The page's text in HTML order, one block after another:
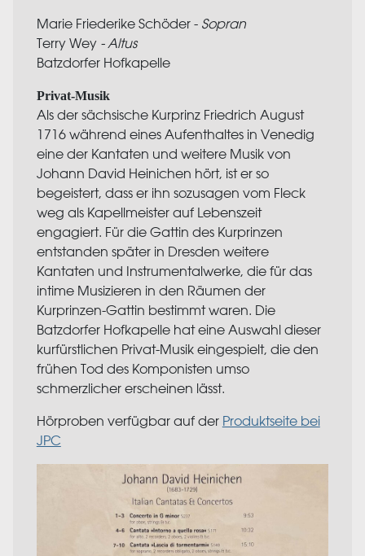
Marie Friederike Schöder - Sopran
Terry Wey- Altus
Batzdorfer Hofkapelle
Privat-Musik
Als der sächsische Kurprinz Friedrich August
1716 während eines Aufenthaltes in Venedig
eine der Kantaten und weitere Musik von
Johann David Heinichen hört, ist er so
begeistert, dass er ihn sozusagen vom Fleck
weg als Kapellmeister auf Lebenszeit
engagiert. Für die Gattin des Kurprinzen
entstanden später in Dresden weitere
Kantaten und Instrumentalwerke, die für das
intime Musizieren in den Räumen der
Kurprinzen-Gattin bestimmt waren. Die
Batzdorfer Hofkapelle hat eine Auswahl dieser
kurfürstlichen Privat-Musik eingespielt, die den
frühen Tod des Komponisten umso
schmerzlicher erscheinen lässt.
Hörproben verfügbar auf der Produktseite bei
JPC